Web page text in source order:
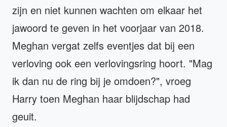
zijn en niet kunnen wachten om elkaar het
jawoord te geven in het voorjaar van 2018.
Meghan vergat zelfs eventjes dat bij een
verloving ook een verlovingsring hoort. "Mag
ik dan nu de ring bij je omdoen?", vroeg
Harry toen Meghan haar blijdschap had
geuit.